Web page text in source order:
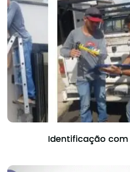
Identificação com